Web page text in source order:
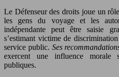
Le Défenseur des droits joue un
les gens du voyage et les
indépendante peut être saisie
s’estimant victime de
service public. Ses
exercent une influence morale
publiques.